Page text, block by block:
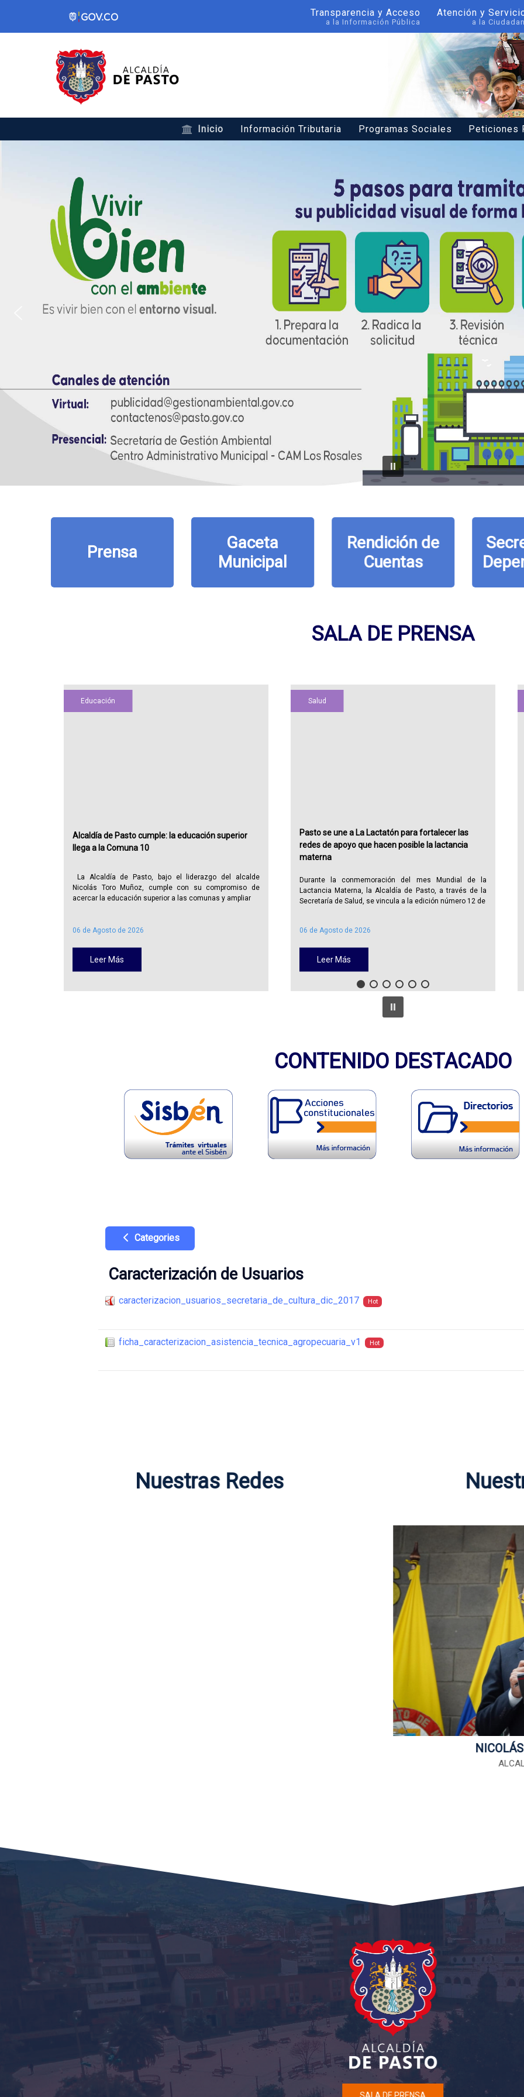
Transparencia y Acceso
a la Información Pública
Atención y
a la
Inicio Información Tributaria Programas Sociales Peticiones
Prensa
Gaceta
Municipal
Rendición de
Cuentas
SALA DE PRENSA
06 de Agosto de 2026
Leer Más
Educación
Alcaldía de Pasto cumple: la educación superior
llega a la Comuna 10
La Alcaldía de Pasto, bajo el liderazgo del alcalde
Nicolás Toro Muñoz, cumple con su compromiso de
acercar la educación superior a las comunas y ampliar
06 de Agosto de 2026
Leer Más
Salud
Pasto se une a La Lactatón para fortalecer las
redes de apoyo que hacen posible la lactancia
materna
Durante la conmemoración del mes Mundial de la
Lactancia Materna, la Alcaldía de Pasto, a través de la
Secretaría de Salud, se vincula a la edición número 12 de
CONTENIDO DESTACADO
Categories
Caracterización de Usuarios
caracterizacion_usuarios_secretaria_de_cultura_dic_2017 Hot
ficha_caracterizacion_asistencia_tecnica_agropecuaria_v1 Hot
Nuestras Redes